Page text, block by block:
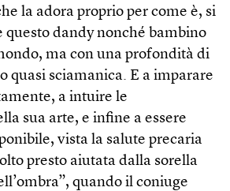
la adora proprio per come è, si
questo dandy nonché bambino
ma con una profondità di
quasi sciamanica. E a imparare
a intuire le
sua arte, e infine a essere
vista la salute precaria
presto aiutata dalla sorella
quando il coniuge